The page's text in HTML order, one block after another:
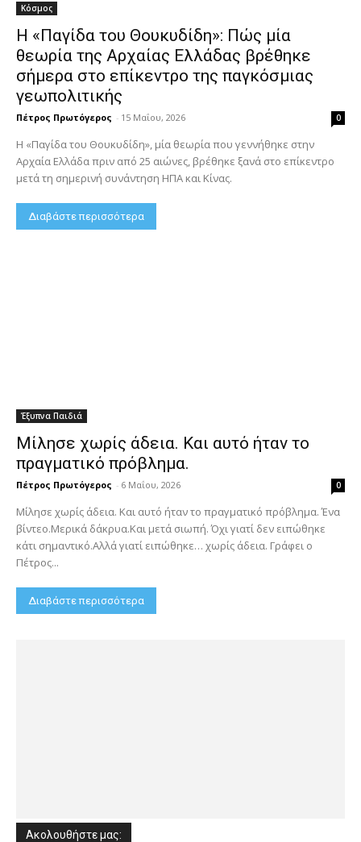
Κόσμος
Η «Παγίδα του Θουκυδίδη»: Πώς μία
θεωρία της Αρχαίας Ελλάδας βρέθηκε
σήμερα στο επίκεντρο της παγκόσμιας
γεωπολιτικής
Πέτρος Πρωτόγερος - 15 Μαΐου, 2026 0
Η «Παγίδα του Θουκυδίδη», μία θεωρία που γεννήθηκε στην
Αρχαία Ελλάδα πριν από 25 αιώνες, βρέθηκε ξανά στο επίκεντρο
μετά τη σημερινή συνάντηση ΗΠΑ και Κίνας.
Διαβάστε περισσότερα
Έξυπνα Παιδιά
Μίλησε χωρίς άδεια. Και αυτό ήταν το
πραγματικό πρόβλημα.
Πέτρος Πρωτόγερος - 6 Μαΐου, 2026 0
Μίλησε χωρίς άδεια. Και αυτό ήταν το πραγματικό πρόβλημα. Ένα
βίντεο.Μερικά δάκρυα.Και μετά σιωπή. Όχι γιατί δεν ειπώθηκε
κάτι σημαντικό.Αλλά γιατί ειπώθηκε… χωρίς άδεια. Γράφει ο
Πέτρος...
Διαβάστε περισσότερα
Ακολουθήστε μας: